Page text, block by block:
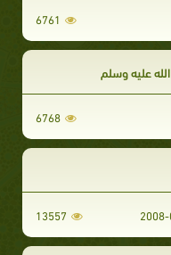
6761
عليه وسلم
6768
13557